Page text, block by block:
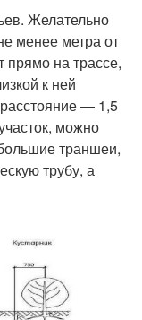
для подземной
проводки
при
прокладке
Желательно
менее метра от
прямо на трассе,
к ней
— 1,5
можно
траншеи,
трубу, а